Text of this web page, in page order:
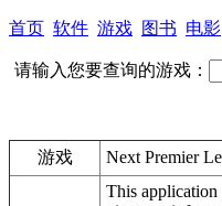
首页 软件 游戏 图书 电影
请输入您要查询的游戏：
游戏 Next Premier
This